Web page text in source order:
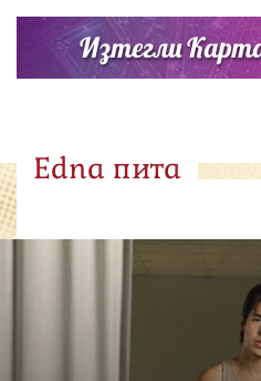
Изтегли
Edna пита